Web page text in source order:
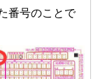
番号のことで